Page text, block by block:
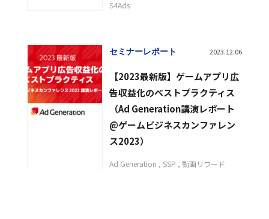
S4Ads
セミナーレポート 2023.12.06
【2023最新版】ゲームアプリ広
告収益化のベストプラクティス
（Ad Generation講演レポート
@ゲームビジネスカンファレン
ス2023）
Ad Generation SSP 動画リワード